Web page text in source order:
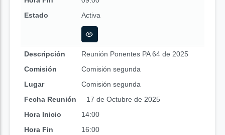
Estado
Activa
Descripción
Reunión Ponentes PA 64 de 2025
Comisión
Comisión segunda
Lugar
Comisión segunda
Fecha Reunión
17 de Octubre de 2025
Hora Inicio
14:00
Hora Fin
16:00